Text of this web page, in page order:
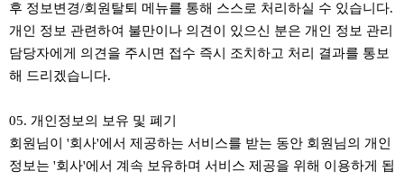
후 정보변경/회원탈퇴 메뉴를 통해 스스로 처리하실 수 있습니다.
개인 정보 관련하여 불만이나 의견이 있으신 분은 개인 정보 관리
담당자에게 의견을 주시면 접수 즉시 조치하고 처리 결과를 통보
해 드리겠습니다.
05. 개인정보의 보유 및 폐기
회원님이 '회사'에서 제공하는 서비스를 받는 동안 회원님의 개인
정보는 '회사'에서 계속 보유하며 서비스 제공을 위해 이용하게 됩